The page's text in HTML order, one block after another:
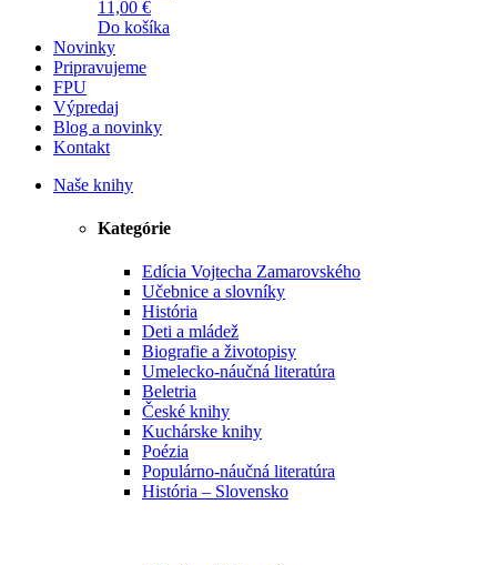
11,00 €
Do košíka
Novinky
Pripravujeme
FPU
Výpredaj
Blog a novinky
Kontakt
Naše knihy
Kategórie
Edícia Vojtecha Zamarovského
Učebnice a slovníky
História
Deti a mládež
Biografie a životopisy
Umelecko-náučná literatúra
Beletria
České knihy
Kuchárske knihy
Poézia
Populárno-náučná literatúra
História – Slovensko